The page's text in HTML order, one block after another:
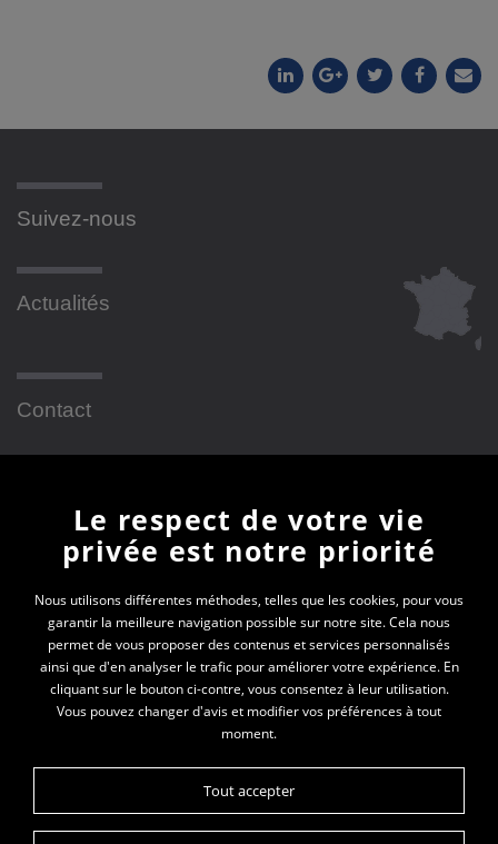
Suivez-nous
Actualités
Contact
Newsletter
En vous inscrivant à la newsletter, vous recevrez
toutes les actualités des PEP 01
Votre e-mail*
Le respect de votre vie
privée est notre priorité
Nous utilisons différentes méthodes, telles que les cookies, pour vous
garantir la meilleure navigation possible sur notre site. Cela nous
permet de vous proposer des contenus et services personnalisés
ainsi que d'en analyser le trafic pour améliorer votre expérience. En
cliquant sur le bouton ci-contre, vous consentez à leur utilisation.
Vous pouvez changer d'avis et modifier vos préférences à tout
moment.
Tout accepter